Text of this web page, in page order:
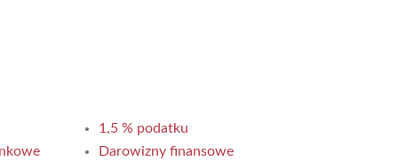
1,5 % podatku
Darowizny finansowe